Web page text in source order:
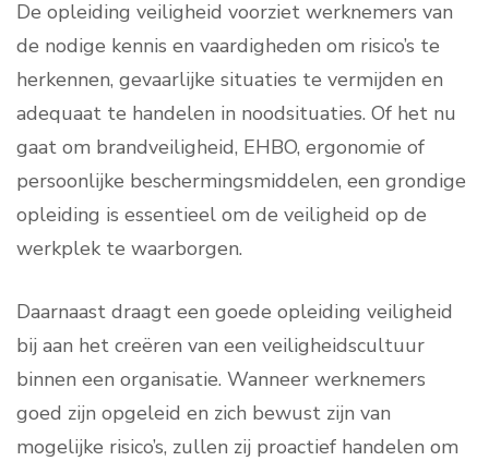
De opleiding veiligheid voorziet werknemers van
de nodige kennis en vaardigheden om risico’s te
herkennen, gevaarlijke situaties te vermijden en
adequaat te handelen in noodsituaties. Of het nu
gaat om brandveiligheid, EHBO, ergonomie of
persoonlijke beschermingsmiddelen, een grondige
opleiding is essentieel om de veiligheid op de
werkplek te waarborgen.
Daarnaast draagt een goede opleiding veiligheid
bij aan het creëren van een veiligheidscultuur
binnen een organisatie. Wanneer werknemers
goed zijn opgeleid en zich bewust zijn van
mogelijke risico’s, zullen zij proactief handelen om